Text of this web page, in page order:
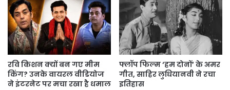
रवि किशन क्यों बन गए मीम
किंग? उनके वायरल वीडियोज
ने इंटरनेट पर मचा रखा है धमाल
फ्लॉप फिल्म ‘हम दोनों’ के अमर
गीत, साहिर लुधियानवी ने रचा
इतिहास